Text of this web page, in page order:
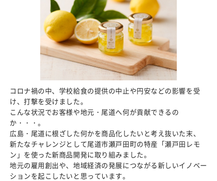
コロナ禍の中、学校給食の提供の中止や円安などの影響を受
け、打撃を受けました。
こんな状況でお客様や地元・尾道へ何が貢献できるの
か・・・。
広島・尾道に根ざした何かを商品化したいと考え抜いた末、
新たなチャレンジとして尾道市瀬戸田町の特産「瀬戸田レモ
ン」を使った新商品開発に取り組みました。
地元の雇用創出や、地域経済の発展につながる新しいイノベー
ションを起こしたいと思っています。